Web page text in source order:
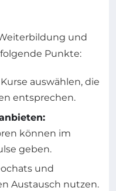
und
Punkte:
Kurse auswählen, die
entsprechen.
können im
geben.
und
Austausch nutzen.